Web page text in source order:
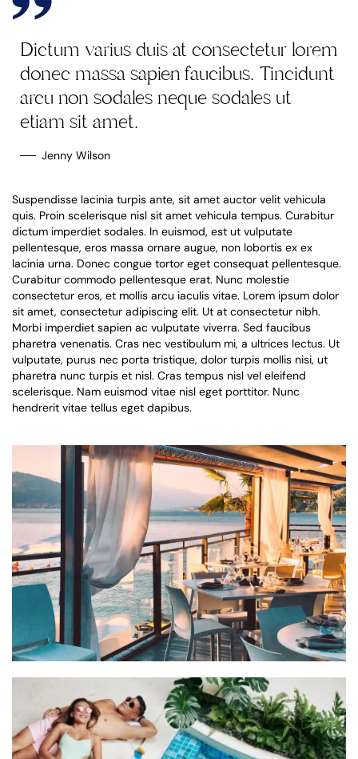
Dictum varius duis at consectetur lorem
donec massa sapien faucibus. Tincidunt
arcu non sodales neque sodales ut
etiam sit amet.
Jenny Wilson
Suspendisse lacinia turpis ante, sit amet auctor velit vehicula
quis. Proin scelerisque nisl sit amet vehicula tempus. Curabitur
dictum imperdiet sodales. In euismod, est ut vulputate
pellentesque, eros massa ornare augue, non lobortis ex ex
lacinia urna. Donec congue tortor eget consequat pellentesque.
Curabitur commodo pellentesque erat. Nunc molestie
consectetur eros, et mollis arcu iaculis vitae. Lorem ipsum dolor
sit amet, consectetur adipiscing elit. Ut at consectetur nibh.
Morbi imperdiet sapien ac vulputate viverra. Sed faucibus
pharetra venenatis. Cras nec vestibulum mi, a ultrices lectus. Ut
vulputate, purus nec porta tristique, dolor turpis mollis nisi, ut
pharetra nunc turpis et nisl. Cras tempus nisl vel eleifend
scelerisque. Nam euismod vitae nisl eget porttitor. Nunc
hendrerit vitae tellus eget dapibus.